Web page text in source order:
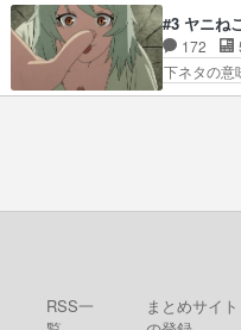
はない3話
どんどん
ね。なんか
にヒロイ
そっちが
ちしてし
て怒られ
#3 ヤニね
172
下ネタの
ゲロって
RSS一
まとめサイ